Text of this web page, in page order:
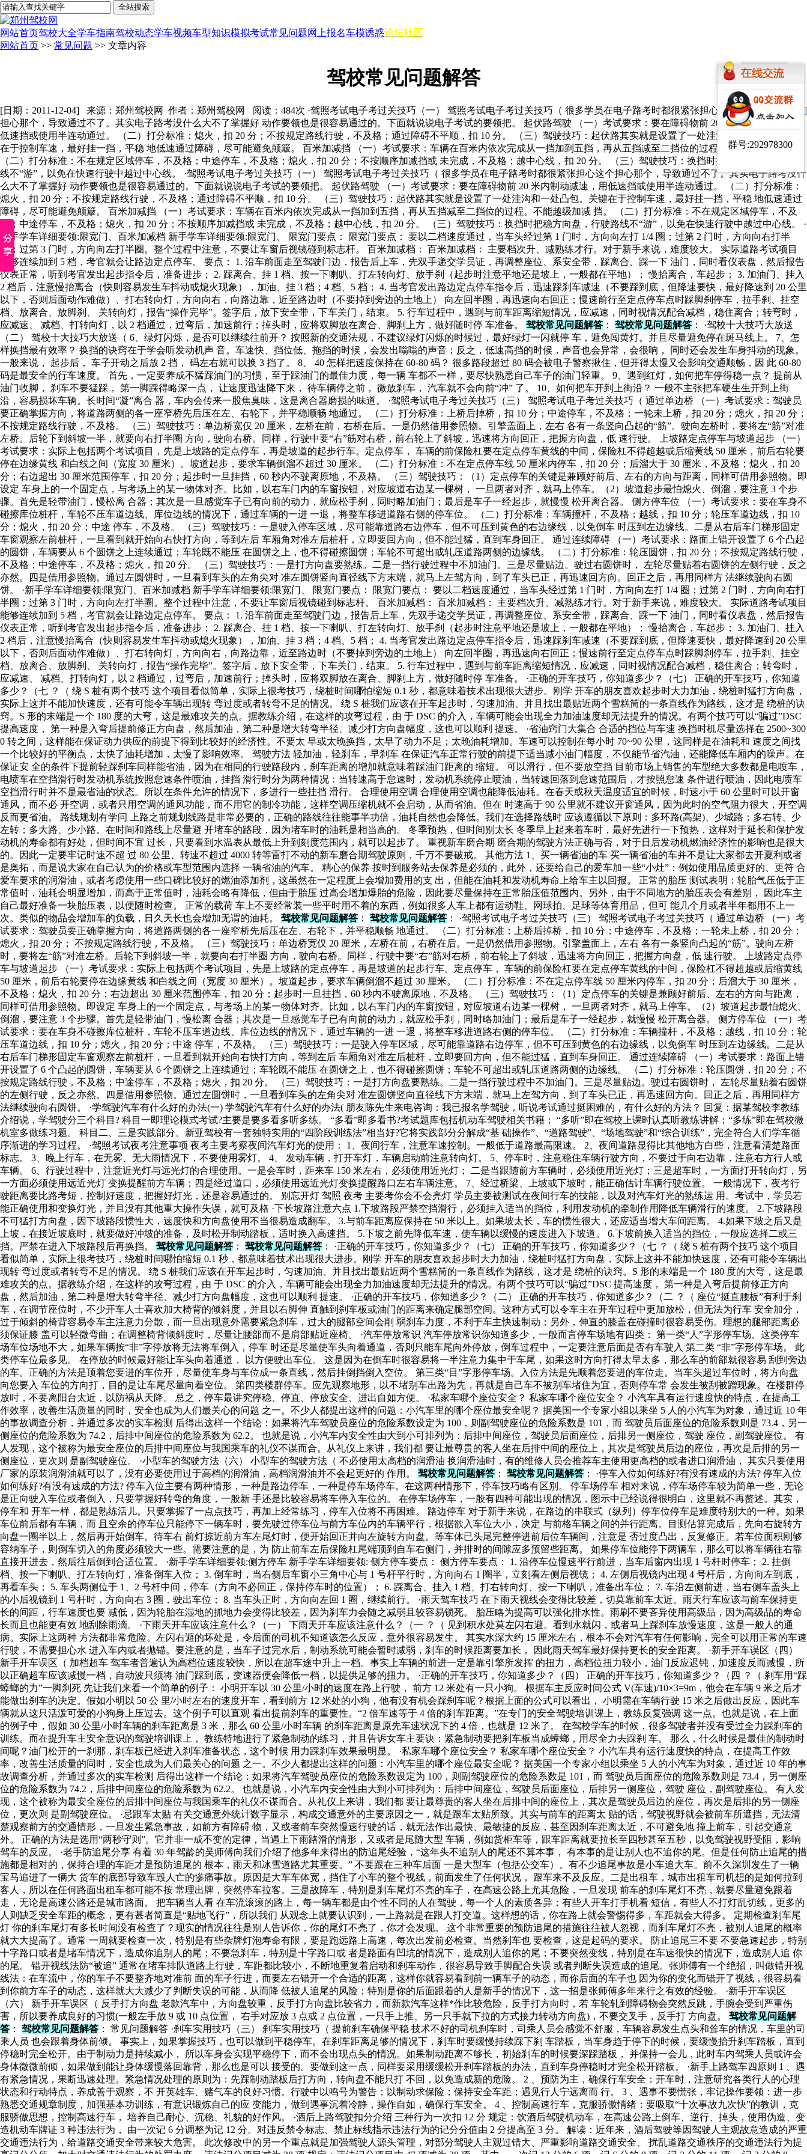
网站首页驾校大全学车指南驾校动态学车视频车型知识模拟考试常见问题网上报名车模诱惑论坛社区
网站首页 >> 常见问题 >> 文章内容
驾校常见问题解答
[日期：2011-12-04] 来源：郑州驾校网 作者：郑州驾校网 阅读： 484次 [字体： ]
·驾照考试电子考过关技巧（一） 驾照考试电子考过关技巧（ 很多学员在电子路考时都很紧张担心这个
担心那个，导致通过不了。其实电子路考没什么大不了掌握好 动作要领也是很容易通过的。下面就说说电子考试的要领把。 起伏路驾驶 （一）考试要求：要在障碍物前 20 米内制动减速，用
低速挡或使用半连动通过。 （二）打分标准：熄火，扣 20 分；不按规定路线行驶，不及格；通过障碍不平顺，扣 10 分。 （三）驾驶技巧：起伏路其实就是设置了一处洼沟和一处凸包。关键
在于控制车速，最好挂一挡，平稳 地低速通过障碍，尽可能避免颠簸。 百米加减挡 （一）考试要求：车辆在百米内依次完成从一挡加到五挡，再从五挡减至二挡位的过程。不能越级加减 挡。
（二）打分标准：不在规定区域停车，不及格；中途停车，不及格；熄火，扣 20 分；不按顺序加减挡或 未完成，不及格；越中心线，扣 20 分。 （三）驾驶技巧：换挡时把稳方向盘，行驶路
线不“游”，以免在快速行驶中越过中心线。 ·驾照考试电子考过关技巧（一） 驾照考试电子考过关技巧（ 很多学员在电子路考时都很紧张担心这个担心那个，导致通过不了。其实电子路考没什
么大不了掌握好 动作要领也是很容易通过的。下面就说说电子考试的要领把。 起伏路驾驶 （一）考试要求：要在障碍物前 20 米内制动减速，用低速挡或使用半连动通过。 （二）打分标准：
熄火，扣 20 分；不按规定路线行驶，不及格；通过障碍不平顺，扣 10 分。 （三）驾驶技巧：起伏路其实就是设置了一处洼沟和一处凸包。关键在于控制车速，最好挂一挡，平稳 地低速通过
障碍，尽可能避免颠簸。 百米加减挡 （一）考试要求：车辆在百米内依次完成从一挡加到五挡，再从五挡减至二挡位的过程。不能越级加减 挡。 （二）打分标准：不在规定区域停车，不及
格；中途停车，不及格；熄火，扣 20 分；不按顺序加减挡或 未完成，不及格；越中心线，扣 20 分。 （三）驾驶技巧：换挡时把稳方向盘，行驶路线不“游”，以免在快速行驶中越过中心线。 ·
新手学车详细要领:限宽门、百米加减档 新手学车详细要领:限宽门、 限宽门要点： 限宽门要点： 要以二档速度通过，当车头经过第 1 门时，方向向左打 1/4 圈；过第 2 门时，方向向右打半
圈；过第 3 门时，方向向左打半圈。整个过程中注意，不要让车窗后视镜碰到标志杆。 百米加减档： 百米加减档： 主要档次升、减熟练才行。对于新手来说，难度较大。 实际道路考试项目
能够连续加到 5 档，考官就会让路边定点停车。 要点： 1. 沿车前面走至驾驶门边，报告后上车，先双手递交学员证，再调整座位、系安全带，踩离合、踩一下 油门，同时看仪表盘，然后报告
仪表正常，听到考官发出起步指令后，准备进步； 2. 踩离合、挂 1 档、按一下喇叭、打左转向灯、放手刹（起步时注意平地还是坡上，一般都在平地）； 慢抬离合，车起步； 3. 加油门、挂入
2 档后，注意慢抬离合（快则容易发生车抖动或熄火现象），加油、挂 3 档；4 档、5 档； 4. 当考官发出路边定点停车指令后，迅速踩刹车减速（不要踩到底，但降速要快，最好降速到 20 公里
以下，否则后面动作难做）、打右转向灯，方向向右，向路边靠，近至路边时（不要掉到旁边的土地上） 向左回半圈，再迅速向右回正；慢速前行至定点停车点时踩脚刹停车，拉手刹、挂空
档、放离合、放脚刹、 关转向灯，报告“操作完毕”。签字后，放下安全带，下车关门，结束。 5. 行车过程中，遇到与前车距离缩短情况，应减速，同时视情况配合减档，稳住离合；转弯时，
应减速、 减档、打转向灯，以 2 档通过，过弯后，加速前行；掉头时，应将双脚放在离合、脚刹上方，做好随时停 车准备。 驾校常见问题解答 ： 驾校常见问题解答 ： ·驾校十大技巧大放送
（二） 驾校十大技巧大放送（ 6、绿灯闪烁，是否可以继续往前开？ 按照新的交通法规，不建议绿灯闪烁的时候过，最好绿灯一闪就停 车，避免闯黄灯。并且尽量避免停在斑马线上。 7、怎
样换挡最有效率？ 换挡的诀窍在于学会听发动机声 音。车速快、挡位低、拖挡的时候，会发出嗡嗡的声音；反之，低速高挡的时候，声音也会异常，会很响， 同时还会发生车身抖动的现象。
一般来说， 起步后， 车子开动之后放 2 挡， 码左右就可以换 3 挡了。 8、 40 怎样把速度保持在 60-80 码？ 很多路段超过 80 码会被电子警察揪住，但开得太慢又会影响交通顺畅，因 此 60-80
码是最安全的行车速度。 首先，一定要养成不猛踩油门的习惯，至于踩油门的最佳力度，每一辆 车都不一样，要尽快熟悉自己车子的油门轻重。 9、遇到红灯，如何把车停得稳一点？ 提前从
油门收脚， 刹车不要猛踩， 第一脚踩得略深一点， 让速度迅速降下来， 待车辆停之前， 微放刹车， 汽车就不会向前“冲” 了。 10、如何把车开到上街沿？ 一般不主张把车硬生生开到上街
沿，容易损坏车辆。长时间“凝”离合 器，车内会传来一股焦臭味，这是离合器磨损的味道。 ·驾照考试电子考过关技巧（三） 驾照考试电子考过关技巧（ 通过单边桥 （一）考试要求：驾驶员
要正确掌握方向，将道路两侧的各一座窄桥先后压在左、右轮下，并平稳顺畅 地通过。 （二）打分标准：上桥后掉桥，扣 10 分；中途停车，不及格；一轮未上桥，扣 20 分；熄火，扣 20 分；
不按规定路线行驶，不及格。 （三）驾驶技巧：单边桥宽仅 20 厘米，左桥在前，右桥在后。一是仍然借用参照物。引擎盖面上，左右 各有一条竖向凸起的“筋”。驶向左桥时，要将左“筋”对准
左桥。后轮下到斜坡一半，就要向右打半圈 方向，驶向右桥。同样，行驶中要“右”筋对右桥，前右轮上了斜坡，迅速将方向回正，把握方向盘，低 速行驶。 上坡路定点停车与坡道起步 （一）
考试要求：实际上包括两个考试项目，先是上坡路的定点停车，再是坡道的起步行车。定点停车， 车辆的前保险杠要在定点停车黄线的中间，保险杠不得超越或后缩黄线 50 厘米，前后右轮要
停在边缘黄线 和白线之间（宽度 30 厘米）。坡道起步，要求车辆倒溜不超过 30 厘米。 （二）打分标准：不在定点停车线 50 厘米内停车，扣 20 分；后溜大于 30 厘米，不及格；熄火，扣 20
分；右边超出 30 厘米范围停车，扣 20 分；起步时一旦挂挡，60 秒内不驶离原地，不及格。 （三）驾驶技巧：（1）定点停车的关键是兼顾好前后、左右的方向与距离，同样可借用参照物。即
设定 车身上的一个固定点，与考场上的某一物体对齐。比如，以右车门内的车窗按钮，对应坡道右边某一棵树， 一旦两者对齐，就马上停车。（2）坡道起步最怕熄火、倒溜，要注意 3 个步
骤。首先是轻带油门，慢松离 合器；其次是一旦感觉车子已有向前的动力，就应松手刹，同时略加油门；最后是车子一经起步，就慢慢 松开离合器。 侧方停车位 （一）考试要求：要在车身不
碰擦库位桩杆，车轮不压车道边线、库位边线的情况下，通过车辆的一进 一退，将整车移进道路右侧的停车位。 （二）打分标准：车辆撞杆，不及格；越线，扣 10 分；轮压车道边线，扣 10
分；熄火，扣 20 分；中途 停车，不及格。 （三）驾驶技巧：一是驶入停车区域，尽可能靠道路右边停车，但不可压到黄色的右边缘线，以免倒车 时压到左边缘线。二是从右后车门梯形固定
车窗观察左前桩杆，一旦看到就开始向右快打方向，等到左后 车厢角对准左后桩杆，立即要回方向，但不能过猛，直到车身回正。 通过连续障碍 （一）考试要求：路面上错开设置了 6 个凸起
的圆饼，车辆要从 6 个圆饼之上连续通过；车轮既不能压 在圆饼之上，也不得碰擦圆饼；车轮不可超出或轧压道路两侧的边缘线。 （二）打分标准：轮压圆饼，扣 20 分；不按规定路线行驶，
不及格；中途停车，不及格；熄火，扣 20 分。 （三）驾驶技巧：一是打方向盘要熟练。二是一挡行驶过程中不加油门。三是尽量贴边。驶过右圆饼时， 左轮尽量贴着右圆饼的左侧行驶，反之
亦然。四是借用参照物。通过左圆饼时，一旦看到车头的左角尖对 准左圆饼竖向直径线下方末端，就马上左驾方向，到了车头已正，再迅速回方向。回正之后，再用同样方 法继续驶向右圆
饼。 ·新手学车详细要领:限宽门、百米加减档 新手学车详细要领:限宽门、 限宽门要点： 限宽门要点： 要以二档速度通过，当车头经过第 1 门时，方向向左打 1/4 圈；过第 2 门时，方向向右打
半圈；过第 3 门时，方向向左打半圈。整个过程中注意，不要让车窗后视镜碰到标志杆。 百米加减档： 百米加减档： 主要档次升、减熟练才行。对于新手来说，难度较大。 实际道路考试项目
能够连续加到 5 档，考官就会让路边定点停车。 要点： 1. 沿车前面走至驾驶门边，报告后上车，先双手递交学员证，再调整座位、系安全带，踩离合、踩一下 油门，同时看仪表盘，然后报告
仪表正常，听到考官发出起步指令后，准备进步； 2. 踩离合、挂 1 档、按一下喇叭、打左转向灯、放手刹（起步时注意平地还是坡上，一般都在平地）； 慢抬离合，车起步； 3. 加油门、挂入
2 档后，注意慢抬离合（快则容易发生车抖动或熄火现象），加油、挂 3 档；4 档、5 档； 4. 当考官发出路边定点停车指令后，迅速踩刹车减速（不要踩到底，但降速要快，最好降速到 20 公里
以下，否则后面动作难做）、打右转向灯，方向向右，向路边靠，近至路边时（不要掉到旁边的土地上） 向左回半圈，再迅速向右回正；慢速前行至定点停车点时踩脚刹停车，拉手刹、挂空
档、放离合、放脚刹、 关转向灯，报告“操作完毕”。签字后，放下安全带，下车关门，结束。 5. 行车过程中，遇到与前车距离缩短情况，应减速，同时视情况配合减档，稳住离合；转弯时，
应减速、 减档、打转向灯，以 2 档通过，过弯后，加速前行；掉头时，应将双脚放在离合、脚刹上方，做好随时停 车准备。 ·正确的开车技巧，你知道多少？（七） 正确的开车技巧，你知道
多少？（七 ？（ 绕 S 桩有两个技巧 这个项目看似简单，实际上很考技巧，绕桩时间哪怕缩短 0.1 秒，都意味着技术出现很大进步。刚学 开车的朋友喜欢起步时大力加油，绕桩时猛打方向盘，
实际上这并不能加快速度，还有可能令车辆出现转 弯过度或者转弯不足的情况。 绕 S 桩我们应该在开车起步时，匀速加油、并且找出最贴近两个雪糕筒的一条直线作为路线，这才是 绕桩的诀
窍。S 形的末端是一个 180 度的大弯，这是最难攻关的点。据教练介绍，在这样的攻弯过程，由 于 DSC 的介入，车辆可能会出现全力加油速度却无法提升的情况。有两个技巧可以“骗过”DSC
提高速度， 第一种是入弯后提前修正方向盘，然后加油，第二种是增大转弯半径、减少打方向盘幅度，这也可以顺利 提速。 ·省油窍门大集合 合适的挡位与车速 换挡时机尽量选择在 2500~300
0 转之间，这样能在保证动力供应的前提下得到比较好的经济性。不要太 早或太晚换挡，太早了动力不足；太晚油耗增加。车速可以控制在每小时 70~90 公里，这同样是在油耗和 速度之间找
一个比较好的平衡点，太快了油耗增加，太慢了影响效率。 驾驶方法 轻加油，轻刹车，早刹车 在保证汽车正常行驶的前提下适当减小油门幅度，不仅能节省汽油，还能降低车厢内的噪声。在
保证安 全的条件下提前轻踩刹车同样能省油，因为在相同的行驶路段内，刹车距离的增加就意味着踩油门距离的 缩短。 可以滑行，但不要放空挡 目前市场上销售的车型绝大多数都是电喷车，
电喷车在空挡滑行时发动机系统按照怠速条件喷油，挂挡 滑行时分为两种情况：当转速高于怠速时，发动机系统停止喷油，当转速回落到怠速范围后，才按照怠速 条件进行喷油，因此电喷车
空挡滑行时并不是最省油的状态。所以在条件允许的情况下，多进行一些挂挡 滑行。 合理使用空调 合理使用空调也能降低油耗。在春天或秋天温度适宜的时候，时速小于 60 公里时可以开窗
通风，而不必 开空调，或者只用空调的通风功能，而不用它的制冷功能，这样空调压缩机就不会启动，从而省油。但在 时速高于 90 公里就不建议开窗通风，因为此时的空气阻力很大，开空调
反而更省油。 路线规划有学问 上路之前规划线路是非常必要的，正确的路线往往能事半功倍，油耗自然也会降低。我们在选择路线时 应该遵循以下原则：多环路(高架)、少城路；多右转、少
左转；多大路、少小路。在时间和路线上尽量避 开堵车的路段，因为堵车时的油耗是相当高的。 冬季预热，但时间别太长 冬季早上起来着车时，最好先进行一下预热，这样对于延长和保护发
动机的寿命都有好处，但时间不宜 过长，只要看到水温表从最低上升到刻度范围内，就可以起步了。 重视新车磨合期 磨合期的驾驶方法正确与否，对于日后发动机燃油经济性的影响也是很大
的。因此一定要牢记时速不超 过 80 公里、转速不超过 4000 转等雷打不动的新车磨合期驾驶原则，千万不要破戒。 其他方法 1、买一辆省油的车 买一辆省油的车并不是让大家都去开夏利或者
是奥拓，而是说大家在自己认为的价格或车型范围内选择 一辆省油的汽车。 精心的保养 按时到服务站去保养是必须的，此外，还要给自己的爱车加一些“小灶”：例如使用品质更好的、更符 合
爱车要求的润滑油，或者考虑使用一些口碑比较好的燃油添加剂，这虽然在一定程度上会增加费用的支 出，但能在油耗和发动机寿命上给车主以回报。 正常的胎压 测试表明：轮胎气压低于正
常值时，油耗会明显增加，而高于正常值时，油耗会略有降低，但由于胎压 过高会增加爆胎的危险，因此要尽量保持在正常胎压值范围内。另外，由于不同地方的胎压表会有差别， 因此车主
自己最好准备一块胎压表，以便随时检查。 正常的载荷 车上不要经常装一些平时用不着的东西，例如很多人车上都有运动鞋、网球拍、足球等体育用品，但可 能几个月或者半年都用不上一
次。类似的物品会增加车的负载，日久天长也会增加无谓的油耗。 驾校常见问题解答 ： 驾校常见问题解答 ： ·驾照考试电子考过关技巧（三） 驾照考试电子考过关技巧（ 通过单边桥 （一）考
试要求：驾驶员要正确掌握方向，将道路两侧的各一座窄桥先后压在左、右轮下，并平稳顺畅 地通过。 （二）打分标准：上桥后掉桥，扣 10 分；中途停车，不及格；一轮未上桥，扣 20 分；
熄火，扣 20 分； 不按规定路线行驶，不及格。 （三）驾驶技巧：单边桥宽仅 20 厘米，左桥在前，右桥在后。一是仍然借用参照物。引擎盖面上，左右 各有一条竖向凸起的“筋”。驶向左桥
时，要将左“筋”对准左桥。后轮下到斜坡一半，就要向右打半圈 方向，驶向右桥。同样，行驶中要“右”筋对右桥，前右轮上了斜坡，迅速将方向回正，把握方向盘，低 速行驶。 上坡路定点停
车与坡道起步 （一）考试要求：实际上包括两个考试项目，先是上坡路的定点停车，再是坡道的起步行车。定点停车， 车辆的前保险杠要在定点停车黄线的中间，保险杠不得超越或后缩黄线
50 厘米，前后右轮要停在边缘黄线 和白线之间（宽度 30 厘米）。坡道起步，要求车辆倒溜不超过 30 厘米。 （二）打分标准：不在定点停车线 50 厘米内停车，扣 20 分；后溜大于 30 厘米，
不及格；熄火，扣 20 分；右边超出 30 厘米范围停车，扣 20 分；起步时一旦挂挡，60 秒内不驶离原地，不及格。 （三）驾驶技巧：（1）定点停车的关键是兼顾好前后、左右的方向与距离，
同样可借用参照物。即设定 车身上的一个固定点，与考场上的某一物体对齐。比如，以右车门内的车窗按钮，对应坡道右边某一棵树， 一旦两者对齐，就马上停车。（2）坡道起步最怕熄火、
倒溜，要注意 3 个步骤。首先是轻带油门，慢松离 合器；其次是一旦感觉车子已有向前的动力，就应松手刹，同时略加油门；最后是车子一经起步，就慢慢 松开离合器。 侧方停车位 （一）考
试要求：要在车身不碰擦库位桩杆，车轮不压车道边线、库位边线的情况下，通过车辆的一进 一退，将整车移进道路右侧的停车位。 （二）打分标准：车辆撞杆，不及格；越线，扣 10 分；轮
压车道边线，扣 10 分；熄火，扣 20 分；中途 停车，不及格。 （三）驾驶技巧：一是驶入停车区域，尽可能靠道路右边停车，但不可压到黄色的右边缘线，以免倒车 时压到左边缘线。二是从
右后车门梯形固定车窗观察左前桩杆，一旦看到就开始向右快打方向，等到左后 车厢角对准左后桩杆，立即要回方向，但不能过猛，直到车身回正。 通过连续障碍 （一）考试要求：路面上错
开设置了 6 个凸起的圆饼，车辆要从 6 个圆饼之上连续通过；车轮既不能压 在圆饼之上，也不得碰擦圆饼；车轮不可超出或轧压道路两侧的边缘线。 （二）打分标准：轮压圆饼，扣 20 分；不
按规定路线行驶，不及格；中途停车，不及格；熄火，扣 20 分。 （三）驾驶技巧：一是打方向盘要熟练。二是一挡行驶过程中不加油门。三是尽量贴边。驶过右圆饼时， 左轮尽量贴着右圆饼
的左侧行驶，反之亦然。四是借用参照物。通过左圆饼时，一旦看到车头的左角尖对 准左圆饼竖向直径线下方末端，就马上左驾方向，到了车头已正，再迅速回方向。回正之后，再用同样方
法继续驶向右圆饼。 ·学驾驶汽车有什么好的办法(一) 学驾驶汽车有什么好的办法( 朋友陈先生来电咨询：我已报名学驾驶，听说考试通过挺困难的，有什么好的方法？ 回复：据某驾校李教练
介绍说，学驾驶分三个科目? 科目一即理论模式考试?主要是要多看多听多练。 “多看”即多看书?考试题库包括机动车驾驶相关书籍； “多听”即在驾校上课时认真听教练讲解；“多练”即在驾校微
机室多做练习题。 科目二、三是实践部分。新亚驾校有一套独特实用的“四阶段训练法”相当好?它将实践部分分解成“基 础操作”、“道路驾驶”、“场地驾驶”和“综合训练”，完全符合人们学车循
序渐进的学习过程。 ·驾照考试夜考注意事项 夜考主要考察夜间汽车灯光的使用： 1、夜间行车，注意车速控制。一般低于道路最高限速。 2、夜间道路显得比其他地方白些，注意看清楚路面
标志。 3、晚上行车，在无雾、无大雨情况下，不要使用雾灯。 4、 发动车辆，打开车灯，车辆启动前注意转向灯。 5、停车时，注意稳住车辆行驶方向，不要过于向右边靠，注意右方行人或
车辆。 6、行驶过程中，注意近光灯与远光灯的合理使用。一是会车时，距来车 150 米左右，必须使用近光灯； 二是当跟随前方车辆时，必须使用近光灯；三是超车时，一方面打开转向灯，另
一方面必须使用远近光灯 变换提醒前方车辆；四是经过道口，必须使用远近光灯变换提醒路口左右车辆注意。 7、经过桥梁、上坡或下坡时，能正确估计车辆行驶位置。 一般情况下，夜考行
驶距离要比路考短，控制好速度，把握好灯光，还是容易通过的。 别忘开灯 驾照 夜考 主要考你会不会亮灯 学员主要被测试在夜间行车的技能，以及对汽车灯光的熟练运 用。考试中，学员若
能正确使用和变换灯光，并且没有其他重大操作失误，就可及格 ·下长坡路注意六点 1.下坡路段严禁空挡滑行，必须挂入适当的挡位，利用发动机的牵制作用降低车辆滑行的速度。 2.下坡路段
不可猛打方向盘，因下坡路段惯性大，速度快和方向盘使用不当很易造成翻车。 3.与前车距离应保持在 50 米以上。如果坡太长，车的惯性很大，还应适当增大车间距离。 4.如果下坡之后又是
上坡，在接近坡底时，就要做好冲坡的准备，及时松开制动踏板，适时换入高速挡。 5.下坡之前先降低车速，使车辆以缓慢的速度进入下坡道。 6.下坡前换入适当的挡位，一般应选择二或三
挡。严禁在进入下坡路段后再换挡。 驾校常见问题解答 ： 驾校常见问题解答 ： ·正确的开车技巧，你知道多少？（七） 正确的开车技巧，你知道多少？（七 ？（ 绕 S 桩有两个技巧 这个项目
看似简单，实际上很考技巧，绕桩时间哪怕缩短 0.1 秒，都意味着技术出现很大进步。刚学 开车的朋友喜欢起步时大力加油，绕桩时猛打方向盘，实际上这并不能加快速度，还有可能令车辆出
现转 弯过度或者转弯不足的情况。 绕 S 桩我们应该在开车起步时，匀速加油、并且找出最贴近两个雪糕筒的一条直线作为路线，这才是 绕桩的诀窍。S 形的末端是一个 180 度的大弯，这是最
难攻关的点。据教练介绍，在这样的攻弯过程，由 于 DSC 的介入，车辆可能会出现全力加油速度却无法提升的情况。有两个技巧可以“骗过”DSC 提高速度， 第一种是入弯后提前修正方向
盘，然后加油，第二种是增大转弯半径、减少打方向盘幅度，这也可以顺利 提速。 ·正确的开车技巧，你知道多少？（二） 正确的开车技巧，你知道多少？（二 ？（ 座位“挺直腰板”有利于刹
车，在调节座位时，不少开车人士喜欢加大椅背的倾斜度，并且以右脚伸 直触到刹车板或油门的距离来确定腿部空间。这种方式可以令车主在开车过程中更加放松，但无法为行车 安全加分，
过于倾斜的椅背容易令车主注意力分散，而一旦出现意外需要紧急刹车，过大的腿部空间会削 弱刹车力度，不利于车主快速制动；另外，伸直的膝盖在碰撞时很容易受伤。理想的腿部距离必
须保证膝 盖可以轻微弯曲；在调整椅背倾斜度时，尽量让腰部而不是肩部贴近座椅。 ·汽车停放常识 汽车停放常识你知道多少，一般而言停车场地有四类： 第一类“人”字形停车场。这类停车
场车位场地不大，如果车辆按“非”字停放将无法将车倒入，停车 时还是尽量使车头向着通道，否则只能车尾向外停放，倒车过程中，一定要注意后面是否有车驶入 第二类 “非”字形停车场。 此
类停车位最多见。 在停放的时候最好能让车头向着通道， 以方便驶出车位。 这是因为在倒车时很容易将一半注意力集中于车尾，如果这时方向打得太早太多，那么车的前部就很容易 刮到旁边
的车。正确的方法是顶着您要进的车位开，尽量使车身与车位成一条直线，然后挂倒挡倒入空位。 第三类“目”字形停车场。入位方法是先顺着您要进的车位走。当车头超过车位时，将方向盘
向您要入 车位的方向打，目的是让车尾尽量向着空位。 第四类楼群停车。应先观察地形，以不堵别车出路为先，再就是自己车不被别车堵住为宜，否则停车常 会发生被刮被蹭现象。在楼群停
放时，不要离阳台太近，以防祸从天降。 总之，停车最讲究停稳、停直、停放安全、进出自如方便。 ·私家车哪个座位安全？ 私家车哪个座位安全？ 小汽车具有运行速度快的特点，在提高工
作效率，改善生活质量的同时，安全也成为人们最关心的问题 之一。不少人都提出这样的问题：小汽车里的哪个座位最安全呢？ 据美国一个专家小组以乘坐 5 人的小汽车为对象，通过近 10 年
的事故调查分析，并通过多次的实车检测 后得出这样一个结论：如果将汽车驾驶员座位的危险系数设定为 100，则副驾驶座位的危险系数是 101，而 驾驶员后面座位的危险系数则是 73.4，另一
侧座位的危险系数为 74.2，后排中间座位的危险系数为 62.2。 也就是说，小汽车内安全性由大到小可排列为：后排中间座位，驾驶员后面座位，后排另一侧座位，驾驶 座位，副驾驶座位。 有
人发现，这个被称为最安全座位的后排中间座位与我国乘车的礼仪不谋而合。从礼仪上来讲，我们都 要让最尊贵的客人坐在后排中间的座位上，其次是驾驶员后边的座位，再次是后排的另一
侧座位，更次则 是副驾驶座位。 ·小型车的驾驶方法（六） 小型车的驾驶方法（ 不必使用太高档的润滑油 换润滑油时，有的维修人员会推荐车主使用更高档的或者进口润滑油， 其实只要使用
厂家的原装润滑油就可以了，没有必要使用过于高档的润滑油，高档润滑油并不会起更好的 作用。 驾校常见问题解答 ： 驾校常见问题解答 ： ·停车入位如何练好?有没有速成的方法? 停车入位
如何练好?有没有速成的方法? 停车入位主要有两种情形，一种是路边停车，一种是停车场停车。在这两种情形下，停车技巧略有区别。 停车场停车 相对来说，停车场停车较为简单一些，无论
是正向驶入车位或者倒入，只要掌握好转弯的角度，一般新 手还是比较容易将车停入车位的。 在停车场停车，一般有四种可能出现的情况，图示中已经说得很明白，这里就不再赘述。其实，
停车和 开车一样，都是熟练活儿。只要掌握了一点点技巧，再加上经常练习，停车入位将不再困难。 路边停车 对于新手来说，在路边的串联式（纵列）停车位停车是难度特别大的一种。如果
车位前后都有车辆，而 且空余的停车位只能停下一辆车时，要先驶过停车位与前方车位内的车辆平行，根据欲入车位大小，决定 与前格车辆之间的并行距离。目测估算完成后，先向右旋转方
向盘一圈半以上，然后再开始倒车。待车右 前灯掠近前方车左尾灯时，便开始回正并向左旋转方向盘。等车体已头尾完整停进前后位车辆间，注意是 否过度凸出，反复修正。若车位面积刚够
容纳车子，则倒车切入的角度必须较大一些。需要注意的是，为 防止前车左后保险杠尾端顶到自车右侧门，并排时的间隙应多预留些距离。 如果停车位能停下两辆车，那么可以将车辆往右靠
直接开进去，然后往后倒到合适位置。 ·新手学车详细要领:侧方停车 新手学车详细要领: 侧方停车要点： 侧方停车要点： 1. 沿停车位慢速平行前进，当车后窗内出现 1 号杆时停车； 2. 挂倒
档、按一下喇叭、打左转向灯，准备倒车入位； 3. 倒车时，当右侧后车窗小三角中心与 1 号杆平行时，方向向右 1 圈半，立刻看左侧后视镜； 4. 左侧后视镜内出现 4 号杆后，方向向左到底，
再看车头； 5. 车头两侧位于 1、2 号杆中间，停车（方向不必回正，保持停车时的位置）； 6. 踩离合、挂入 1 档、打右转向灯、按一下喇叭，准备出车位； 7. 车沿左侧前进，当右侧车盖头上
的小后视镜到 1 号杆时，方向向右 3 圈，驶出车位； 8. 当车头正时，方向向左回 1 圈，继续前行。 ·雨天驾车技巧 在下雨天视线会变得比较差，切莫靠前车太近。雨天行车应该与前车保持更
长的间距，行车速度也要 减低，因为轮胎在湿地的抓地力会变得比较差，因为刹车力会随之减弱且较容易锁死。 胎压略为提高可以强化排水性。雨刷不要吝异使用高级品，因为高级品的寿命
长而且也能更有效 地刮除雨滴。 ·下雨天开车应该注意什么？（一） 下雨天开车应该注意什么？（一 ？（ 见到积水处莫左闪右避。看到水就闪，或者马上踩刹车放慢速度，这是一般人的通
病。实际上这两种 方法都非常危险。左闪右避的坏处是，令后面的司机不知道该怎么反应，意外很容易发生。 其实水深大约 15 厘米左右，根本不会对汽车有任何影响，完全可以用正常的车速
行驶，不需要担心水 进入车内或者抛锚。要注意的是，当车子过完水后，制动系统可能会暂时减弱，刹车的时候距离要加长， 因此雨天驾车最好保持更长的安全距离。 ·新手开车误区（四）
新手开车误区（ 加档超车 驾车者普遍认为高档位速度较快，所以在超车途中升上一档。事实上车辆的前进一定是靠引擎所发挥 的扭力，高档位扭力较小，油门反应迟钝，加速度反而减慢，所
以正确超车应该减慢一档，自动波只须将 油门踩到底，变速器便会降低一档，以提供足够的扭力。 ·正确的开车技巧，你知道多少？（四） 正确的开车技巧，你知道多少？（四 ？（ 刹车用“踩
蟑螂的力”一脚刹死 先让我们来看一个简单的例子： 小明开车以 30 公里/小时的速度在路上行驶， 前方 12 米处有一只小狗。 根据车主反应时间公式 V(车速)/10×3=9m，他会在车辆 9 米之后才
能做出刹车的决定。假如小明以 50 公 里/小时左右的速度开车，看到前方 12 米处的小狗，他有没有机会踩刹车呢？根据上面的公式可以看出， 小明需在车辆行驶 15 米之后做出反应，因此车
辆就从这只活泼可爱的小狗身上压过去。这个例子可以直观 看出提前刹车的重要性。“2 倍车速等于 4 倍的刹车距离。”在专门的安全驾驶培训课上，教练反复强调 这一点。也就是说，在上面
的例子中，假如 30 公里/小时车辆的刹车距离是 3 米，那么 60 公里/小时车辆 的刹车距离是原先车速状况下的 4 倍，也就是 12 米了。 在驾校学车的时候，很多驾驶者并没有受过全力踩刹车的
训练。而在提升车主安全意识的驾驶培训课上， 教练特地进行了紧急制动的练习，并且告诉女车主要诀：紧急制动要把刹车板当成蟑螂，用尽全力去踩刹 车。 那么，什么时候是最佳的制动时
间呢？油门松开的一刹那，刹车板已经进入刹车准备状态，这个时候 用力踩刹车效果最明显。 ·私家车哪个座位安全？ 私家车哪个座位安全？ 小汽车具有运行速度快的特点，在提高工作效
率，改善生活质量的同时，安全也成为人们最关心的问题 之一。不少人都提出这样的问题：小汽车里的哪个座位最安全呢？ 据美国一个专家小组以乘坐 5 人的小汽车为对象，通过近 10 年的事
故调查分析，并通过多次的实车检测 后得出这样一个结论：如果将汽车驾驶员座位的危险系数设定为 100，则副驾驶座位的危险系数是 101，而 驾驶员后面座位的危险系数则是 73.4，另一侧座
位的危险系数为 74.2，后排中间座位的危险系数为 62.2。 也就是说，小汽车内安全性由大到小可排列为：后排中间座位，驾驶员后面座位，后排另一侧座位，驾驶 座位，副驾驶座位。 有人发
现，这个被称为最安全座位的后排中间座位与我国乘车的礼仪不谋而合。从礼仪上来讲，我们都 要让最尊贵的客人坐在后排中间的座位上，其次是驾驶员后边的座位，再次是后排的另一侧座
位，更次则 是副驾驶座位。 ·忌跟车太贴 有关交通意外统计数字显示，构成交通意外的主要原因之一，就是跟车太贴所致。其实与前车的距离太 贴的话，驾驶视野就会被前车所遮挡，无法清
楚观察前方的交通情形，一旦发生紧急事故，如前方有障碍 物，又或者前车突然慢速行驶的话，就无法作出最快、最敏捷的反应，甚至因刹车距离太近，不可避免地 撞上前车，引起交通意
外。 正确的方法是选用“两秒守则”。它并非一成不变的定律，当遇上下雨路滑的情形，又或者是尾随大型 车辆，例如货柜车等，跟车距离就要拉长至四秒甚至五秒，以免驾驶视野受阻，影响
驾车的反应。 ·老手防追尾分享 有着 30 年驾龄的吴师傅向我们介绍了他多年来得出的防追尾经验，“这年头不追别人的尾还不算本事， 有本事的是让别人也不追你的尾。但是任何防止追尾的措
施都是相对的，保持合理的车距才是预防追尾的 根本，雨天和冰雪道路尤其重要。” 不要跟在三种车后面 一是大型车（包括公交车）。有不少追尾事故是小车追大车。前不久深圳发生了一辆
宝马追进了一辆大 货车的底部导致车毁人亡的惨痛事故。原因是大车车体宽，挡住了小车的整个视线，前面发生了任何状况， 跟车来不及反应。二是出租车，城市出租车司机想的是如何拉到
客人，所以在任何路面出租车都可能不按 常理出牌，突然停车拉客。三是故障车，特别是刹车尾灯不亮的车子，在高速公路上尤其危险，一旦发现 前车的刹车尾灯不亮，就要尽量避免跟着
走，无论是高速公路还是城市路面。 把车辆当人看 在车流滚滚的路上，每一辆车都是由个性不同的人在驾驶，每一个人的素质各异；有些人开车打手机看 短信，有些人不打灯乱切线，更多的
人则缺乏安全车距的概念，更有甚者简直是“贴地飞行”，所以我们 从观念上就要认识到，一上路就是在跟人打交道。这样想的话，你在路上就会警惕得多，车距就会大得多。 定期检查刹车尾
灯 你的刹车尾灯有多长时间没有检查了？现实的情况往往是别人告诉你，你的尾灯不亮了，你才会发现。 这个非常重要的预防追尾的措施往往被人忽视，而刹车尾灯不亮，被别人追尾的概率
就大大提高了。通常 一周就要检查一次，特别是有些杂牌灯泡寿命有限，要是跑远路上高速，每次出发前必检查。当然刹车也 要检查，这是起码的要求。 防止追尾三不要 不要急速起步，特别
十字路口或者是堵车情况下，造成你追别人的尾；不要急刹车，特别是十字路口或 者是路面有凹坑的情况下，造成别人追你的尾；不要突然变线，特别是在车速很快的情况下，造成别人追 你
的尾。 错开视线法防“被追” 通常在堵车排队道路上行驶，车距都比较小，不断地重复着启动和刹车动作，很容易导致手脚配合失误 或者判断失误造成的追尾。张师傅有一个绝招，叫做错开视
线法：在车流中，你的车子不要整齐地对准前 面的车子行进，而要左右错开一个合适的距离，这样你就容易看到前一辆车子的动态，而你后面的车子也 因为你的变化而错开了视线，很容易看
到你前方车子的动态，这样就大大减少了判断失误的可能，从而降 低被人追尾的风险；特别是你的后面跟着的人是新手的情况下，这一招是张师傅多年来行之有效的经验。 ·新手开车误区
（六） 新手开车误区（ 反手打方向盘 老款汽车中，方向盘较重，反手打方向盘比较省力，而新款汽车这样*作比较危险，反手打方向时，若 车轮轧到障碍物会突然反跳，手腕会受到严重伤
害，所以要养成良好的习惯(一般左手放 9 或 10 点位置， 右手对应放 3 点或 2 点位置，一只手上推、另一只手就下拉的方式接力转动方向盘)，不要交叉手，反手打 方向盘。 驾校常见问题解
答 ： 驾校常见问题解答 ： 常见问题解答 ·刹车实用技巧（三） 刹车实用技巧（ 提前刹车确保平稳 技术不好的司机刹车时，司乘人员会感觉不舒服，车辆容易发生点头和耸车的情况，车里的司
乘人员 也会跟着身体前倾。 事实上，如果掌握技巧，也可以做到平稳停车。在刹车距离足够的情况下，刹车时要缓慢持续踩下刹 车踏板，当车身趋于停下的时候，要缓慢抬升刹车踏板，直到
停稳时完全松开。由于制动力是持续减小， 所以车身会实现平稳停下，而不会出现点头的情况。如果制动距离不够长，初始刹车的时候要深踩踏板， 并保持一会儿，此时车内驾乘人员或许会
身体微微前倾，如果做到能让身体缓慢落回靠背，那么也是可以 接受的。要做到这一点，同样要采用缓缓松开刹车踏板的办法，直到车身停稳时才完全松开踏板。 ·新手上路驾车四原则 1 、遇
有紧急情况，果断迅速处理。紧急情况处理的原则为：先踩制动踏板后打方向，转向盘不能只打 不回，以免造成新的危险。 2 、预防为主，确保行车安全：开车时，注意研究各类行人的心理
状态和行动特点，养成善于观察，不 开英雄车、赌气车的良好习惯。行驶中以鸣号为警告；以制动求保险；保持安全车距；遇见行人宁远离而 行。 3 、遇事不要慌张，牢记操作要领：进一步
熟悉交通规章制度，加强基本功训练，有意识锻炼自己的应 变能力，做到遇事沉着冷静，操作自如，确保行车安全。 4 、控制高速行车，克服骄傲情绪：要吸取“十次事故九次快”的教训，克
服骄傲思想，控制高速行车， 培养自己耐心、沉稳、礼貌的好作风。 ·酒后上路驾驶扣分介绍 三种行为一次扣 12 分 规定：饮酒后驾驶机动车，在高速公路上倒车、逆行、掉头，使用伪造、变
造机动车牌证 3 种违法行为， 由一次记 6 分调整为记 12 分。对违反禁令标志、禁止标线指示违法行为的记分分值由 2 分提高至 3 分。 解读：近年来，酒后驾驶等因驾驶人主观故意造成的严重
交通违法行为，给道路交通安全带来较大危害。 此次修改中的另一个重点就是加强驾驶人源头管理，对部分驾驶人主观过错大、严重影响道路交通安全、 扰乱道路交通秩序的交通违法行为提
群号:292978300